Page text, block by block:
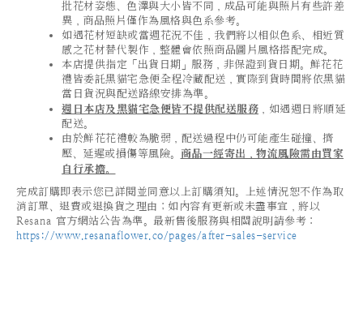
批花材姿態、色澤與大小皆不同，成品可能與照片有些許差
異，商品照片僅作為風格與色系參考。
如遇花材短缺或當週花況不佳，我們將以相似色系、相近質
感之花材替代製作，整體會依照商品圖片風格搭配完成。
本店提供指定「出貨日期」服務，非保證到貨日期。鮮花花
禮皆委託黑貓宅急便全程冷藏配送，實際到貨時間將依黑貓
當日貨況與配送路線安排為準。
週日本店及黑貓宅急便皆不提供配送服務 ，如遇週日將順延
配送。
由於鮮花花禮較為脆弱，配送過程中仍可能產生碰撞、擠
壓、延遲或損傷等風險。 商品一經寄出，物流風險需由買家
自行承擔。
完成訂購即表示您已詳閱並同意以上訂購須知。上述情況恕不作為取
消訂單、退費或退換貨之理由；如內容有更新或未盡事宜，將以
Resana 官方網站公告為準。最新售後服務與相關說明請參考：
https://www.resanaflower.co/pages/after-sales-service